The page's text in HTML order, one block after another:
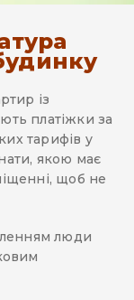
із
платіжки за
тарифів у
якою має
щоб не
люди